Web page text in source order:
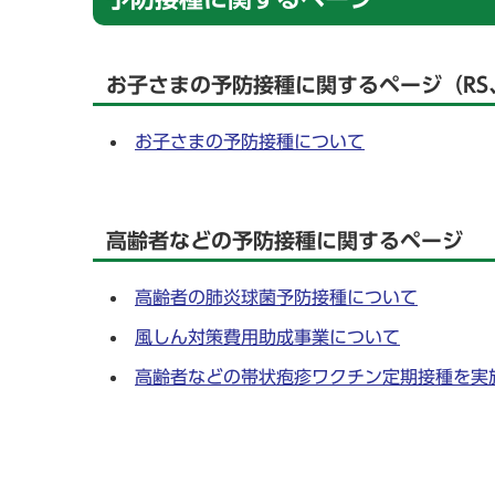
お子さまの予防接種に関するページ（RS
お子さまの予防接種について
高齢者などの予防接種に関するページ
高齢者の肺炎球菌予防接種について
風しん対策費用助成事業について
高齢者などの帯状疱疹ワクチン定期接種を実